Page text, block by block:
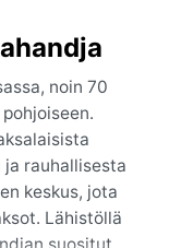
noin 70
rauhallisesta
keskus, jota
Lähistöllä
suositut